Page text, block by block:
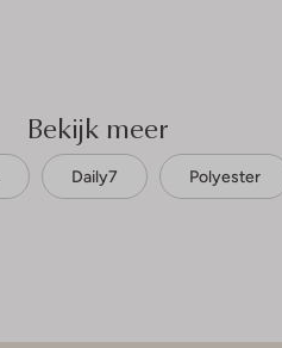
Bekijk meer
Daily7 Polyester